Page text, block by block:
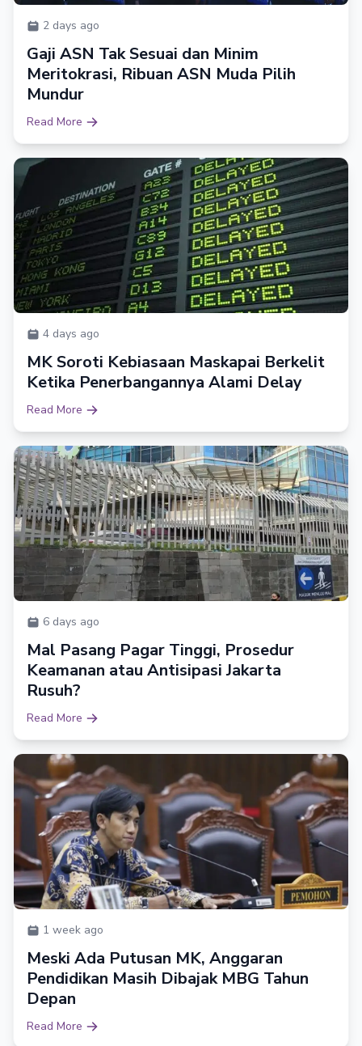
2 days ago
Gaji ASN Tak Sesuai dan Minim
Meritokrasi, Ribuan ASN Muda Pilih
Mundur
Read More
4 days ago
MK Soroti Kebiasaan Maskapai Berkelit
Ketika Penerbangannya Alami Delay
Read More
6 days ago
Mal Pasang Pagar Tinggi, Prosedur
Keamanan atau Antisipasi Jakarta
Rusuh?
Read More
1 week ago
Meski Ada Putusan MK, Anggaran
Pendidikan Masih Dibajak MBG Tahun
Depan
Read More